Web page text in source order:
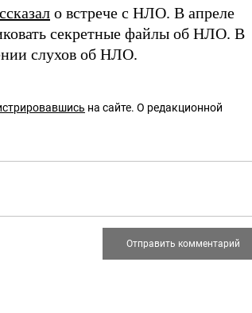
о встрече с НЛО. В апреле
секретные файлы об НЛО. В
слухов об НЛО.
на сайте. О редакционной